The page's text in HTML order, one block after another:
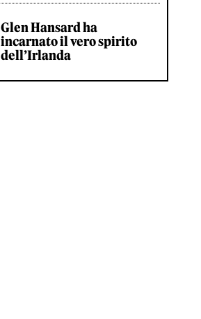
Glen Hansard ha
incarnato il vero spirito
dell’Irlanda